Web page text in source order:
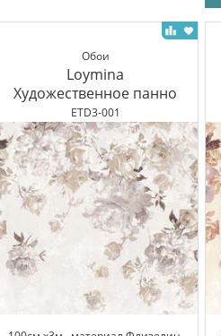
Обои
Loymina
Художественное панно
ETD3-001